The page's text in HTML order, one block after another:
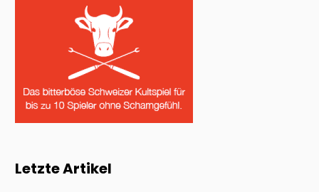
Letzte Artikel